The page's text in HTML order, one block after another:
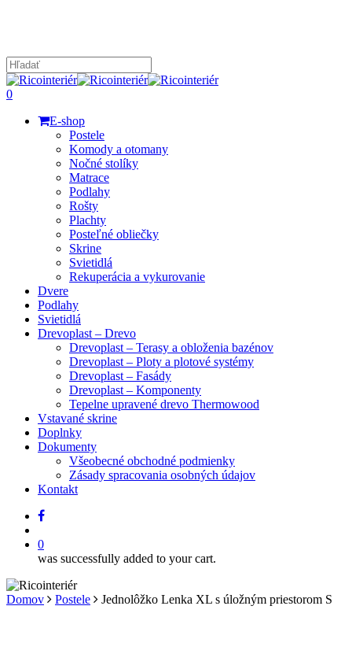
content
Close
Search
search
0
E-shop
Postele
Komody a otomany
Nočné stolíky
Matrace
Podlahy
Rošty
Plachty
Posteľné obliečky
Skrine
Svietidlá
Rekuperácia a vykurovanie
Dvere
Podlahy
Svietidlá
Drevoplast – Drevo
Drevoplast – Terasy a obloženia bazénov
Drevoplast – Ploty a plotové systémy
Drevoplast – Fasády
Drevoplast – Komponenty
Tepelne upravené drevo Thermowood
Vstavané skrine
Doplnky
Dokumenty
Všeobecné obchodné podmienky
Zásady spracovania osobných údajov
Kontakt
facebook
0
was successfully added to your cart.
Domov Postele Jednolôžko Lenka XL s úložným priestorom S